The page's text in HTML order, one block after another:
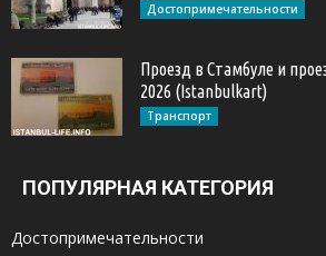
Достопримечательности
Проезд в Стамбуле и
2026 (Istanbulkart)
Транспорт
ПОПУЛЯРНАЯ КАТЕГОРИЯ
Достопримечательности